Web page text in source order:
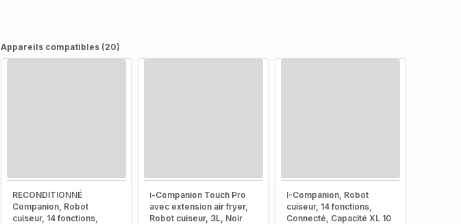
Appareils compatibles (20)
RECONDITIONNÉ
Companion, Robot
cuiseur, 14 fonctions,
i-Companion Touch Pro
avec extension air fryer,
Robot cuiseur, 3L, Noir
I-Companion, Robot
cuiseur, 14 fonctions,
Connecté, Capacité XL 10